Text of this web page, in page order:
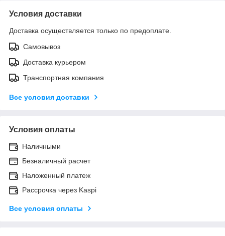
Условия доставки
Доставка осуществляется только по предоплате.
Самовывоз
Доставка курьером
Транспортная компания
Все условия доставки
Условия оплаты
Наличными
Безналичный расчет
Наложенный платеж
Рассрочка через Kaspi
Все условия оплаты